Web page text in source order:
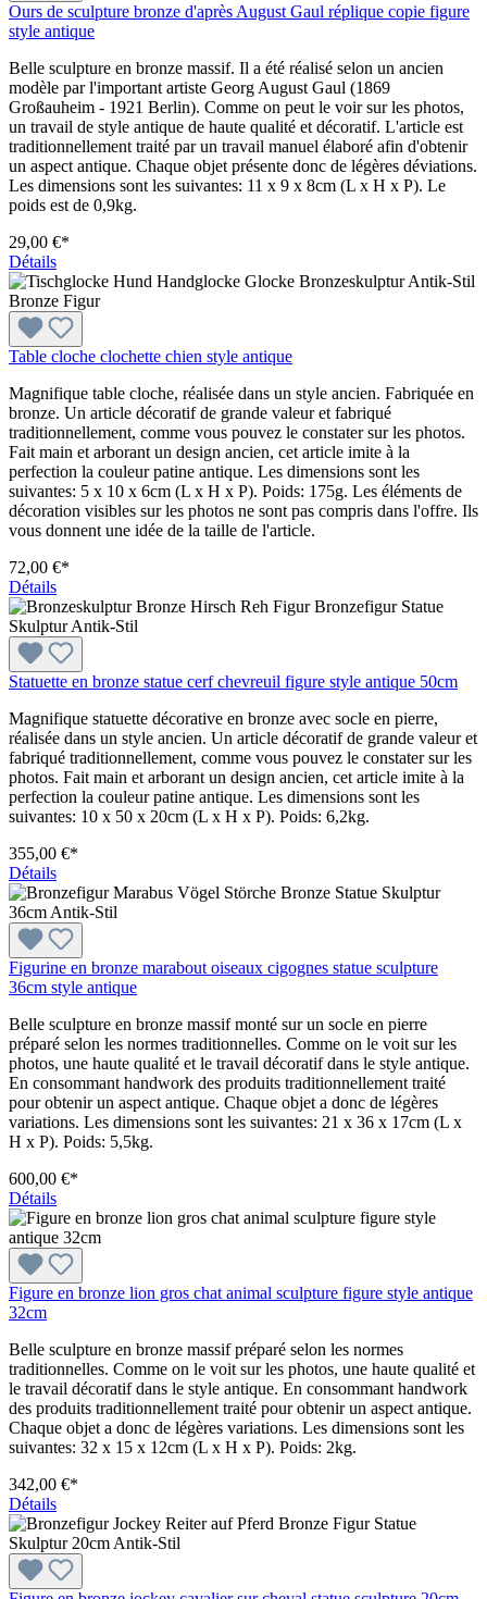
Ours de sculpture bronze d'après August Gaul réplique copie figure
style antique
Belle sculpture en bronze massif. Il a été réalisé selon un ancien
modèle par l'important artiste Georg August Gaul (1869
Großauheim - 1921 Berlin). Comme on peut le voir sur les photos,
un travail de style antique de haute qualité et décoratif. L'article est
traditionnellement traité par un travail manuel élaboré afin d'obtenir
un aspect antique. Chaque objet présente donc de légères déviations.
Les dimensions sont les suivantes: 11 x 9 x 8cm (L x H x P). Le
poids est de 0,9kg.
29,00 €*
Détails
Table cloche clochette chien style antique
Magnifique table cloche, réalisée dans un style ancien. Fabriquée en
bronze. Un article décoratif de grande valeur et fabriqué
traditionnellement, comme vous pouvez le constater sur les photos.
Fait main et arborant un design ancien, cet article imite à la
perfection la couleur patine antique. Les dimensions sont les
suivantes: 5 x 10 x 6cm (L x H x P). Poids: 175g. Les éléments de
décoration visibles sur les photos ne sont pas compris dans l'offre. Ils
vous donnent une idée de la taille de l'article.
72,00 €*
Détails
Statuette en bronze statue cerf chevreuil figure style antique 50cm
Magnifique statuette décorative en bronze avec socle en pierre,
réalisée dans un style ancien. Un article décoratif de grande valeur et
fabriqué traditionnellement, comme vous pouvez le constater sur les
photos. Fait main et arborant un design ancien, cet article imite à la
perfection la couleur patine antique. Les dimensions sont les
suivantes: 10 x 50 x 20cm (L x H x P). Poids: 6,2kg.
355,00 €*
Détails
Figurine en bronze marabout oiseaux cigognes statue sculpture
36cm style antique
Belle sculpture en bronze massif monté sur un socle en pierre
préparé selon les normes traditionnelles. Comme on le voit sur les
photos, une haute qualité et le travail décoratif dans le style antique.
En consommant handwork des produits traditionnellement traité
pour obtenir un aspect antique. Chaque objet a donc de légères
variations. Les dimensions sont les suivantes: 21 x 36 x 17cm (L x
H x P). Poids: 5,5kg.
600,00 €*
Détails
Figure en bronze lion gros chat animal sculpture figure style antique
32cm
Belle sculpture en bronze massif préparé selon les normes
traditionnelles. Comme on le voit sur les photos, une haute qualité et
le travail décoratif dans le style antique. En consommant handwork
des produits traditionnellement traité pour obtenir un aspect antique.
Chaque objet a donc de légères variations. Les dimensions sont les
suivantes: 32 x 15 x 12cm (L x H x P). Poids: 2kg.
342,00 €*
Détails